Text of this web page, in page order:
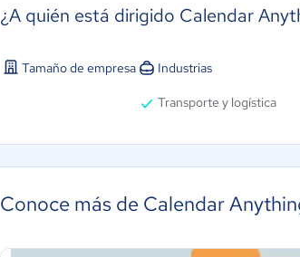
¿A quién está dirigido Calendar
Tamaño de empresa Industrias
Transporte y logística
Conoce más de Calendar